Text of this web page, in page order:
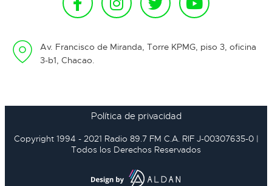
Av. Francisco de Miranda, Torre KPMG, piso 3, oficina
3-b1, Chacao.
Política de privacidad
Copyright 1994 - 2021 Radio 89.7 FM C.A. RIF J-00307635-0 |
Todos los Derechos Reservados